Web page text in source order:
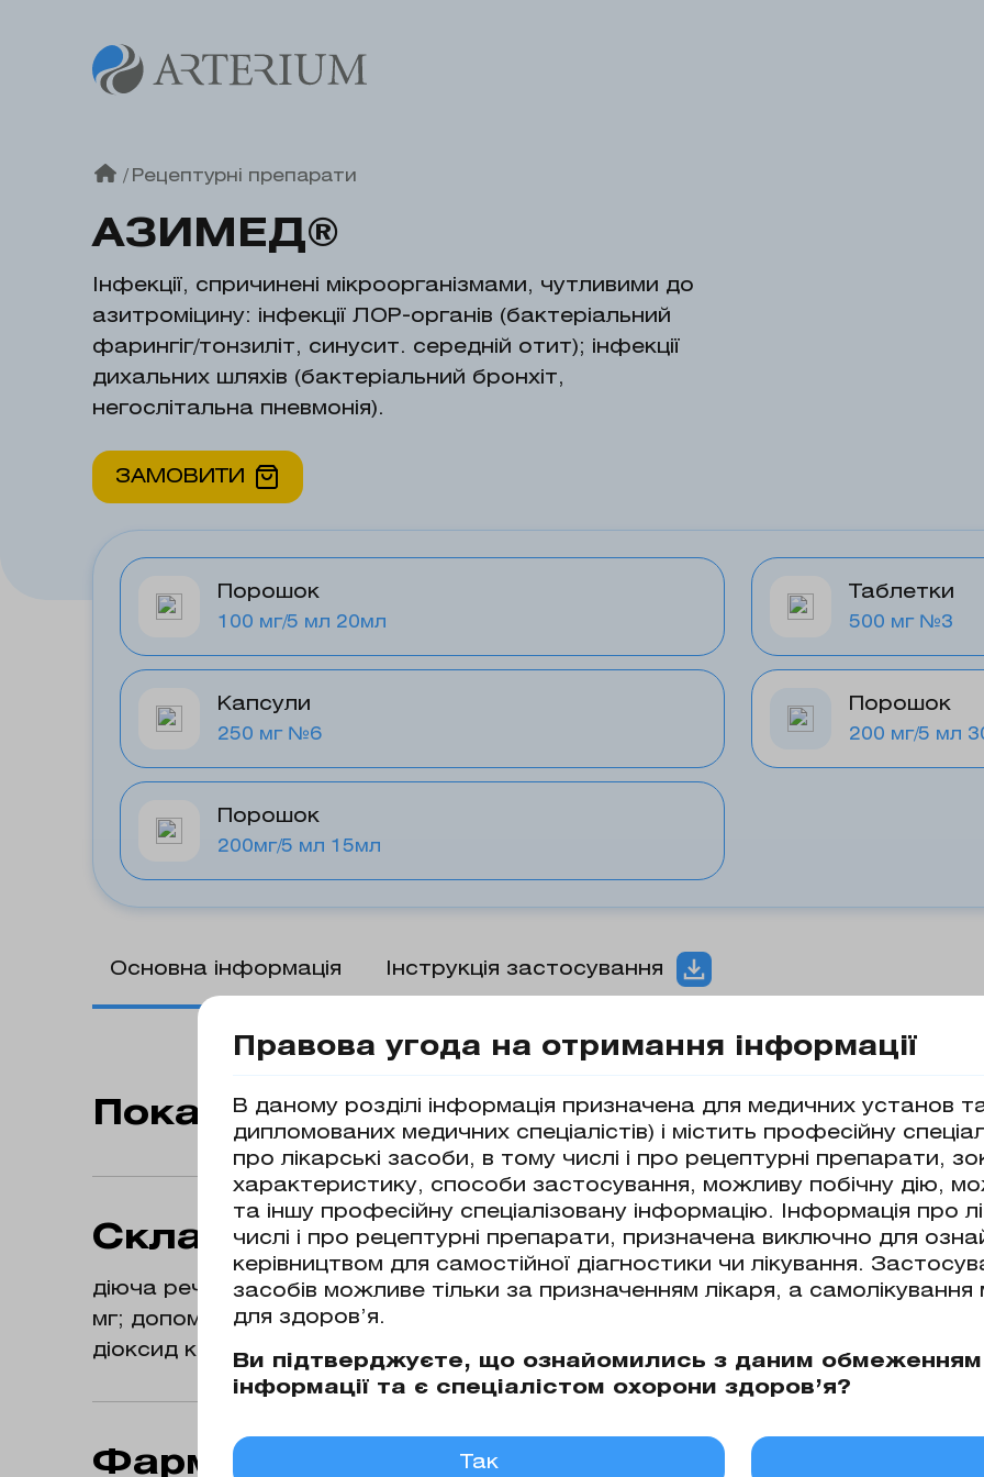
/ Рецептурні препарати
АЗИМЕД®
Інфекції, спричинені мікроорганізмами, чутливими до
азитроміцину: інфекції ЛОР-органів (бактеріальний
фарингіг/тонзиліт, синусит. середній отит); інфекції
дихальних шляхів (бактеріальний бронхіт,
негослітальна пневмонія).
ЗАМОВИТИ
Порошок
100 мг/5 мл 20мл
Таблетки
500 мг №3
Капсули
250 мг №6
Порошок
200 мг/5 мл
Порошок
200мг/5 мл 15мл
Основна інформація Інструкція застосування
Показання до застосування
Інфекції, спричинені мікроорганізмами, чутливими до азитроміцину: •
фарингіг/тонзиліт, синусит. середній отит); • інфекції дихальних шляхів
пневмонія); • інфекції шкіри та м'яких тканин: мігруюча еритема (початкова
імпетиго, вторинні піодерматози; • інфекції, що передаються статевим
спричинені Chlamydia trachomatis.
Склад
діюча речовина: азитроміцин; 5 мл суспензії містять азитроміцину дигідрату
мг; допоміжні речовини: сахароза, натрію фосфат,
діоксид колоідний безводний, ароматизатор «Вишня», ароматизатор
Фармакотерапевтична група
Правова угода на отримання інформації
В даному розділі інформація призначена для медичних установ та
дипломованих медичних спеціалістів) і містить професійну
про лікарські засоби, в тому числі і про рецептурні препарати,
характеристику, способи застосування, можливу побічну дію,
та іншу професійну спеціалізовану інформацію. Інформація про
числі і про рецептурні препарати, призначена виключно для
керівництвом для самостійної діагностики чи лікування.
засобів можливе тільки за призначенням лікаря, а
для здоров’я.
Ви підтверджуєте, що ознайомились з даним
інформації та є спеціалістом охорони здоров’я?
Так